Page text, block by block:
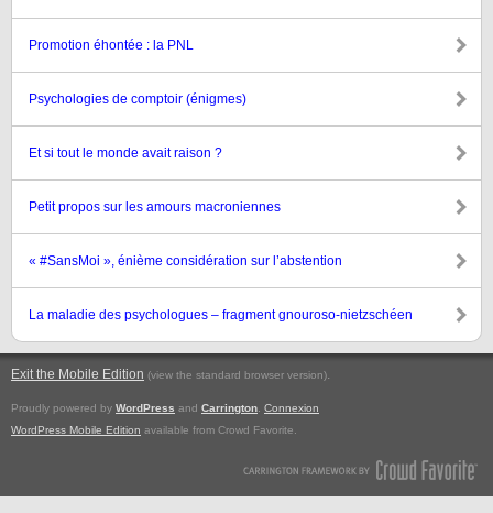
Promotion éhontée : la PNL
Psychologies de comptoir (énigmes)
Et si tout le monde avait raison ?
Petit propos sur les amours macroniennes
« #SansMoi », énième considération sur l’abstention
La maladie des psychologues – fragment gnouroso-nietzschéen
Exit the Mobile Edition (view the standard browser version).
Proudly powered by WordPress and Carrington Connexion
WordPress Mobile Edition available from Crowd Favorite.